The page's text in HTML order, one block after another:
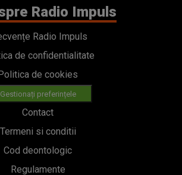
Radio Impuls
Radio Impuls
de confidentialitate
de cookies
Gestionați preferințele
Contact
Termeni si conditii
Cod deontologic
Regulamente